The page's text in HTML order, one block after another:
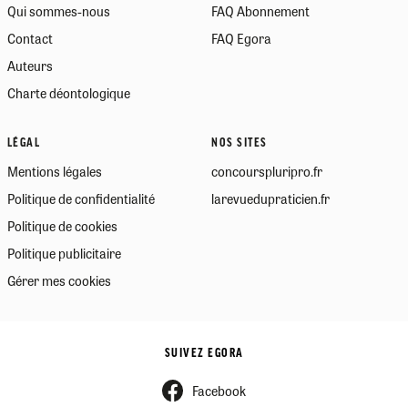
Qui sommes-nous
Contact
Auteurs
Charte déontologique
FAQ Abonnement
FAQ Egora
LÉGAL
Mentions légales
Politique de confidentialité
Politique de cookies
Politique publicitaire
Gérer mes cookies
NOS SITES
concourspluripro.fr
larevuedupraticien.fr
SUIVEZ EGORA
Facebook